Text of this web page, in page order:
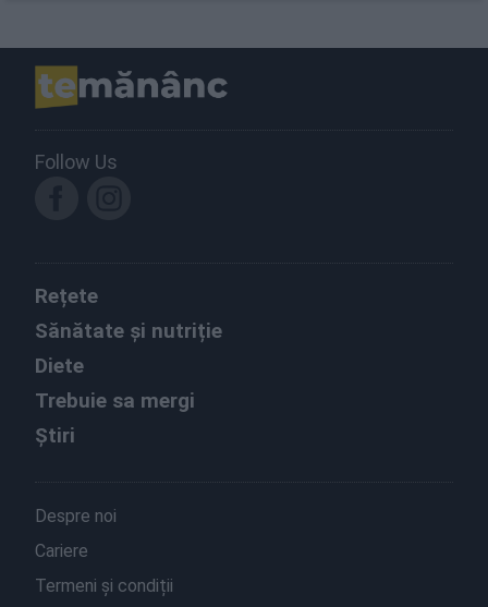
Follow Us
Rețete
Sănătate și nutriție
Diete
Trebuie sa mergi
Știri
Despre noi
Cariere
Termeni și condiții